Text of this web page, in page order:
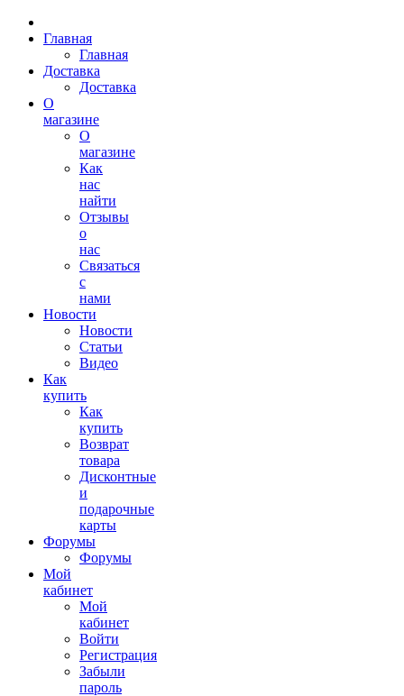
Главная
Главная
Доставка
Доставка
О
магазине
О
магазине
Как
нас
найти
Отзывы
о
нас
Связаться
с
нами
Новости
Новости
Статьи
Видео
Как
купить
Как
купить
Возврат
товара
Дисконтные
и
подарочные
карты
Форумы
Форумы
Мой
кабинет
Мой
кабинет
Войти
Регистрация
Забыли
пароль